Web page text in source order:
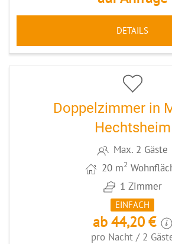
DETAILS
5
Doppelzimmer in
Hechtsheim
Max. 2 Gäste
20 m2
1 Zimmer
EINFACH
ab 44,20 €
pro Nacht / 2